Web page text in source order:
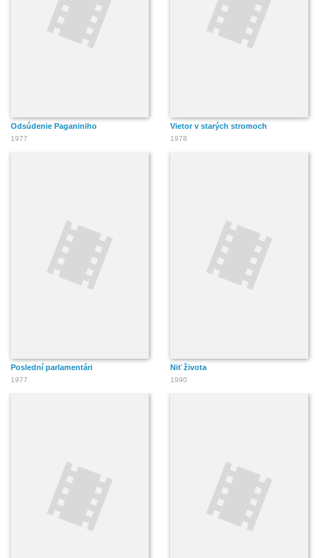
Odsúdenie Paganiniho
1977
Vietor v starých stromoch
1978
Poslední parlamentári
1977
Niť života
1990